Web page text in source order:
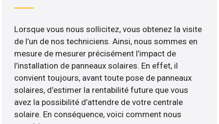
Lorsque vous nous sollicitez, vous obtenez la visite
de l’un de nos techniciens. Ainsi, nous sommes en
mesure de mesurer précisément l’impact de
l’installation de panneaux solaires. En effet, il
convient toujours, avant toute pose de panneaux
solaires, d’estimer la rentabilité future que vous
avez la possibilité d’attendre de votre centrale
solaire. En conséquence, voici comment nous